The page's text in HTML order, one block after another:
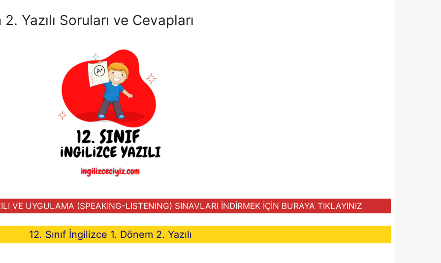
Yazılı Soruları ve Cevapları
VE UYGULAMA (SPEAKING-LISTENING) SINAVLARI İNDİRMEK İÇİN BURAYA TIKLAYINIZ
12. Sınıf İngilizce 1. Dönem 2. Yazılı